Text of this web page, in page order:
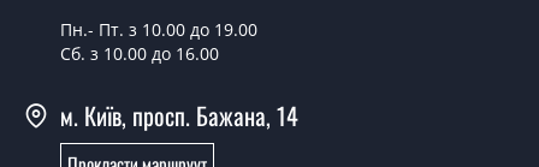
Яка вартість найдешевших вуличних
Від 5200 грн.
Потрібні вуличні двері економ класу,
Пн.- Пт. з 10.00 до 19.00
Сб. з 10.00 до 16.00
м. Київ, просп. Бажана, 14